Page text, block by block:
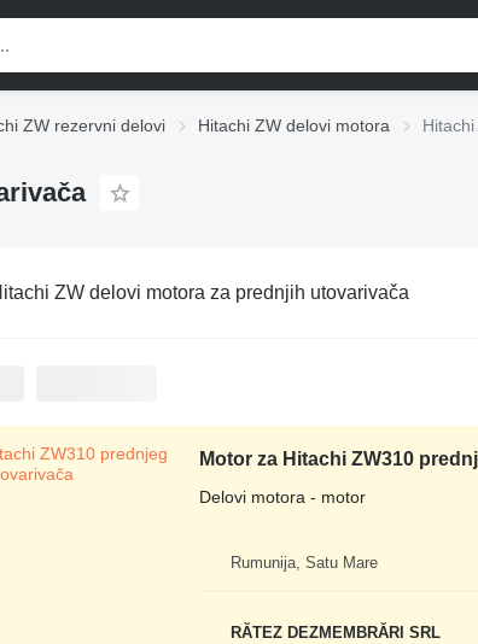
ZW rezervni delovi Hitachi ZW delovi motora
ZW delovi motora za prednjih utovarivača
Motor za Hitachi ZW310
Delovi motora - motor
Rumunija, Satu Mare
RĂTEZ DEZMEMBRĂRI SRL